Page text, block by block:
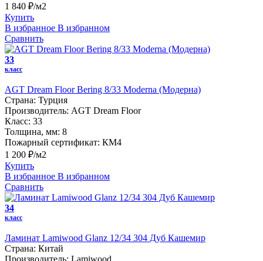
1 840 ₽/м2
Купить
В избранное В избранном
Сравнить
33
класс
AGT Dream Floor Bering 8/33 Moderna (Модерна)
Страна: Турция
Производитель: AGT Dream Floor
Класс: 33
Толщина, мм: 8
Пожарный сертификат: КМ4
1 200 ₽/м2
Купить
В избранное В избранном
Сравнить
34
класс
Ламинат Lamiwood Glanz 12/34 304 Дуб Кашемир
Страна: Китай
Производитель: Lamiwood